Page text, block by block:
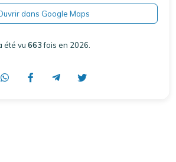
dans Google Maps
été vu 663fois en 2026